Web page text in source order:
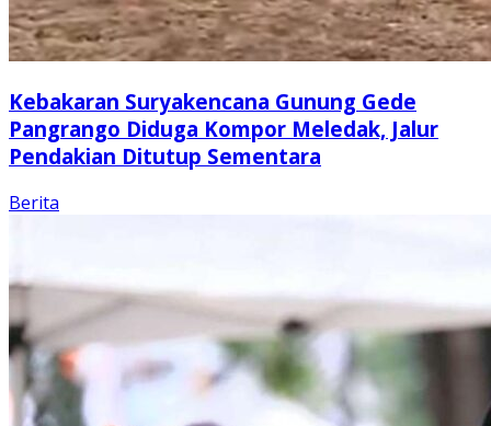
Kebakaran Suryakencana Gunung Gede
Pangrango Diduga Kompor Meledak, Jalur
Pendakian Ditutup Sementara
Berita